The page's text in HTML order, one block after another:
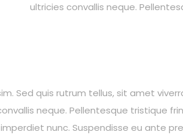
ultricies convallis neque.
Sed quis rutrum tellus, sit amet
neque. Pellentesque tristique
nunc. Suspendisse eu ante